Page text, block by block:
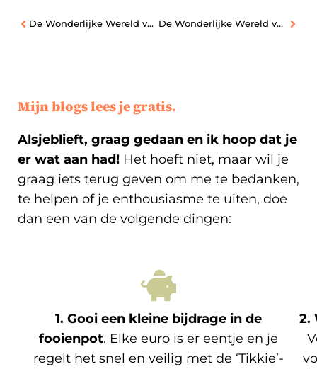
De Wonderlijke Wereld van Tinder | Deel 2 De Wonderlijke Wereld van Tinder | Deel 4
Mijn blogs lees je gratis.
Alsjeblieft, graag gedaan en ik hoop dat je
er wat aan had! Het hoeft niet, maar wil je
graag iets terug geven om me te bedanken,
te helpen of je enthousiasme te uiten, doe
dan een van de volgende dingen:
1. Gooi een kleine bijdrage in de
fooienpot. Elke euro is er eentje en je
regelt het snel en veilig met de ‘Tikkie’-
2.